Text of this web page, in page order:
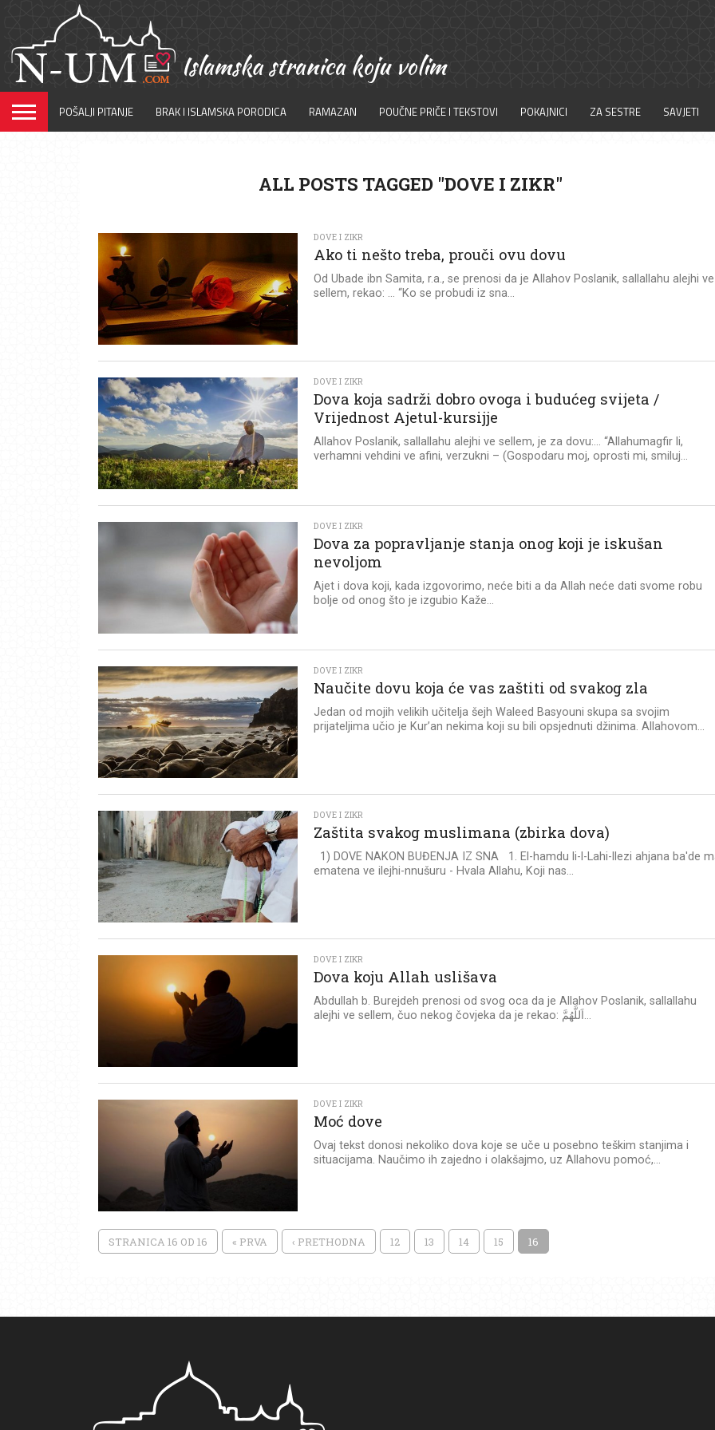
POŠALJI PITANJE BRAK I ISLAMSKA PORODICA RAMAZAN POUČNE PRIČE I TEKSTOVI POKAJNICI ZA SESTRE SAVJETI
ALL POSTS TAGGED "DOVE I ZIKR"
DOVE I ZIKR
Ako ti nešto treba, prouči ovu dovu
Od Ubade ibn Samita, r.a., se prenosi da je Allahov Poslanik, sallallahu alejhi ve
sellem, rekao: … “Ko se probudi iz sna...
DOVE I ZIKR
Dova koja sadrži dobro ovoga i budućeg svijeta /
Vrijednost Ajetul-kursijje
Allahov Poslanik, sallallahu alejhi ve sellem, je za dovu:… “Allahumagfir li,
verhamni vehdini ve afini, verzukni – (Gospodaru moj, oprosti mi, smiluj...
DOVE I ZIKR
Dova za popravljanje stanja onog koji je iskušan
nevoljom
Ajet i dova koji, kada izgovorimo, neće biti a da Allah neće dati svome robu
bolje od onog što je izgubio Kaže...
DOVE I ZIKR
Naučite dovu koja će vas zaštiti od svakog zla
Jedan od mojih velikih učitelja šejh Waleed Basyouni skupa sa svojim
prijateljima učio je Kur’an nekima koji su bili opsjednuti džinima. Allahovom...
DOVE I ZIKR
Zaštita svakog muslimana (zbirka dova)
1) DOVE NAKON BUĐENJA IZ SNA 1. El-hamdu li-l-Lahi-llezi ahjana ba'de
ematena ve ilejhi-nnušuru - Hvala Allahu, Koji nas...
DOVE I ZIKR
Dova koju Allah uslišava
Abdullah b. Burejdeh prenosi od svog oca da je Allahov Poslanik, sallallahu
alejhi ve sellem, čuo nekog čovjeka da je rekao: اَللَّهُمَّ...
DOVE I ZIKR
Moć dove
Ovaj tekst donosi nekoliko dova koje se uče u posebno teškim stanjima i
situacijama. Naučimo ih zajedno i olakšajmo, uz Allahovu pomoć,...
STRANICA 16 OD 16 « PRVA ‹ PRETHODNA 12 13 14 15 16